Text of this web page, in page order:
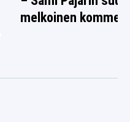
melkoinen